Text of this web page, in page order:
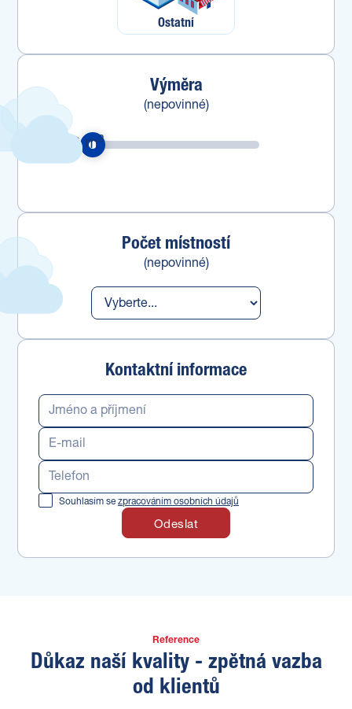
Ostatní
Výměra
(nepovinné)
20m²
Počet místností
(nepovinné)
Kontaktní informace
Souhlasím se zpracováním osobních údajů
Reference
Důkaz naší kvality - zpětná vazba
od klientů